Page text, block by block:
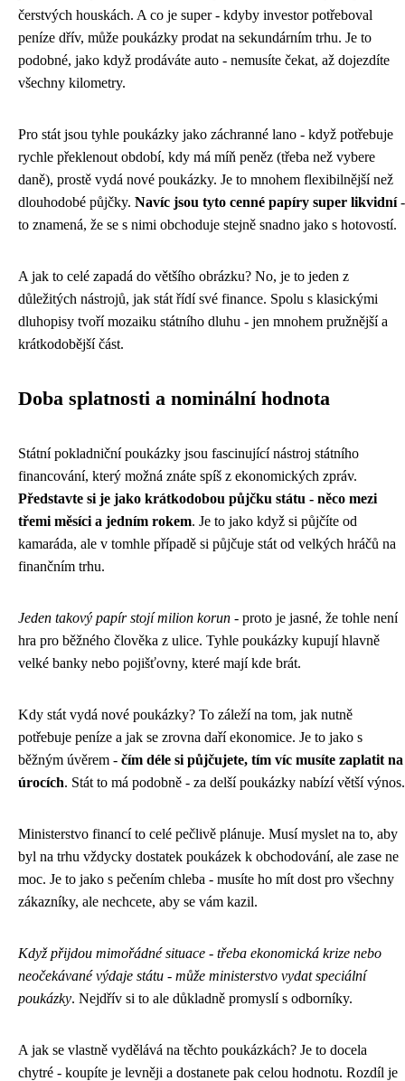
čerstvých houskách. A co je super - kdyby investor potřeboval
peníze dřív, může poukázky prodat na sekundárním trhu. Je to
podobné, jako když prodáváte auto - nemusíte čekat, až dojezdíte
všechny kilometry.
Pro stát jsou tyhle poukázky jako záchranné lano - když potřebuje
rychle překlenout období, kdy má míň peněz (třeba než vybere
daně), prostě vydá nové poukázky. Je to mnohem flexibilnější než
dlouhodobé půjčky. Navíc jsou tyto cenné papíry super likvidní-
to znamená, že se s nimi obchoduje stejně snadno jako s hotovostí.
A jak to celé zapadá do většího obrázku? No, je to jeden z
důležitých nástrojů, jak stát řídí své finance. Spolu s klasickými
dluhopisy tvoří mozaiku státního dluhu - jen mnohem pružnější a
krátkodobější část.
Doba splatnosti a nominální hodnota
Státní pokladniční poukázky jsou fascinující nástroj státního
financování, který možná znáte spíš z ekonomických zpráv.
Představte si je jako krátkodobou půjčku státu - něco mezi
třemi měsíci a jedním rokem. Je to jako když si půjčíte od
kamaráda, ale v tomhle případě si půjčuje stát od velkých hráčů na
finančním trhu.
Jeden takový papír stojí milion korun - proto je jasné, že tohle není
hra pro běžného člověka z ulice. Tyhle poukázky kupují hlavně
velké banky nebo pojišťovny, které mají kde brát.
Kdy stát vydá nové poukázky? To záleží na tom, jak nutně
potřebuje peníze a jak se zrovna daří ekonomice. Je to jako s
běžným úvěrem - čím déle si půjčujete, tím víc musíte zaplatit na
úrocích. Stát to má podobně - za delší poukázky nabízí větší výnos.
Ministerstvo financí to celé pečlivě plánuje. Musí myslet na to, aby
byl na trhu vždycky dostatek poukázek k obchodování, ale zase ne
moc. Je to jako s pečením chleba - musíte ho mít dost pro všechny
zákazníky, ale nechcete, aby se vám kazil.
Když přijdou mimořádné situace - třeba ekonomická krize nebo
neočekávané výdaje státu - může ministerstvo vydat speciální
poukázky. Nejdřív si to ale důkladně promyslí s odborníky.
A jak se vlastně vydělává na těchto poukázkách? Je to docela
chytré - koupíte je levněji a dostanete pak celou hodnotu. Rozdíl je